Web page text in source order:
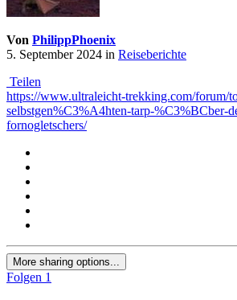
Von PhilippPhoenix
5. September 2024 in Reiseberichte
Teilen
https://www.ultraleicht-trekking.com/forum/
selbstgen%C3%A4hten-tarp-%C3%BCber-
fornogletschers/
More sharing options...
Folgen 1